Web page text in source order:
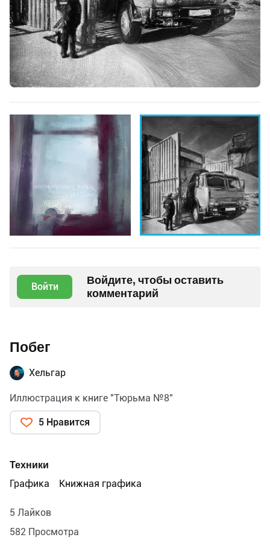
Войти
Войдите, чтобы оставить
комментарий
Побег
Хельгар
Иллюстрация к книге "Тюрьма №8"
5 Нравится
Техники
Графика
Книжная графика
5 Лайков
582 Просмотра